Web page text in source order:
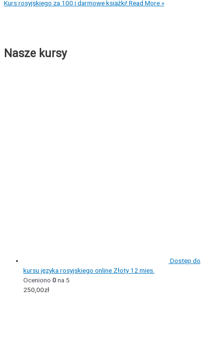
Kurs rosyjskiego za 100 i darmowe książki! Read More »
Nasze kursy
Dostęp do
kursu języka rosyjskiego online Złoty 12 mies.
Oceniono 0na 5
250,00zł